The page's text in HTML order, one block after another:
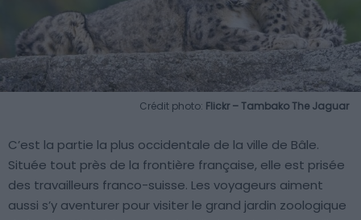
Crédit photo: Flickr – Tambako The Jaguar
C’est la partie la plus occidentale de la ville de Bâle.
Située tout près de la frontière française, elle est prisée
des travailleurs franco-suisse. Les voyageurs aiment
aussi s’y aventurer pour visiter le grand jardin zoologique